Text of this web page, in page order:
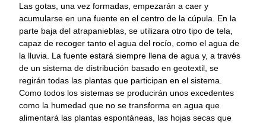
Las gotas, una vez formadas, empezarán a caer y
acumularse en una fuente en el centro de la cúpula. En la
parte baja del atrapanieblas, se utilizara otro tipo de tela,
capaz de recoger tanto el agua del rocío, como el agua de
la lluvia. La fuente estará siempre llena de agua y, a través
de un sistema de distribución basado en geotextil, se
regirán todas las plantas que participan en el sistema.
Como todos los sistemas se producirán unos excedentes
como la humedad que no se transforma en agua que
alimentará las plantas espontáneas, las hojas secas que